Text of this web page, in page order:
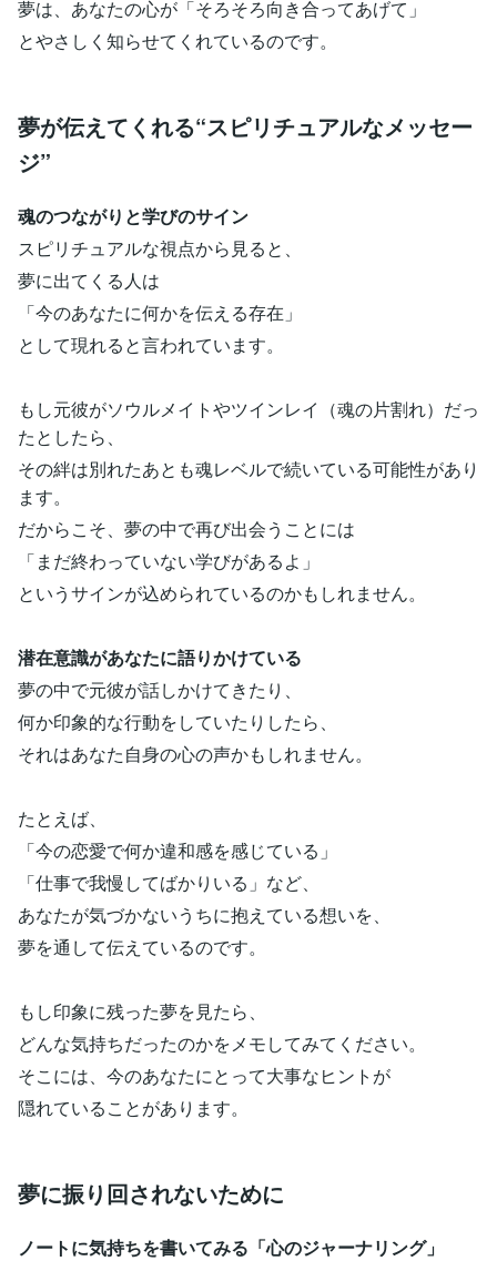
夢は、あなたの心が「そろそろ向き合ってあげて」
とやさしく知らせてくれているのです。
夢が伝えてくれる“スピリチュアルなメッセー
ジ”
魂のつながりと学びのサイン
スピリチュアルな視点から見ると、
夢に出てくる人は
「今のあなたに何かを伝える存在」
として現れると言われています。
もし元彼がソウルメイトやツインレイ（魂の片割れ）だっ
たとしたら、
その絆は別れたあとも魂レベルで続いている可能性があり
ます。
だからこそ、夢の中で再び出会うことには
「まだ終わっていない学びがあるよ」
というサインが込められているのかもしれません。
潜在意識があなたに語りかけている
夢の中で元彼が話しかけてきたり、
何か印象的な行動をしていたりしたら、
それはあなた自身の心の声かもしれません。
たとえば、
「今の恋愛で何か違和感を感じている」
「仕事で我慢してばかりいる」など、
あなたが気づかないうちに抱えている想いを、
夢を通して伝えているのです。
もし印象に残った夢を見たら、
どんな気持ちだったのかをメモしてみてください。
そこには、今のあなたにとって大事なヒントが
隠れていることがあります。
夢に振り回されないために
ノートに気持ちを書いてみる「心のジャーナリング」